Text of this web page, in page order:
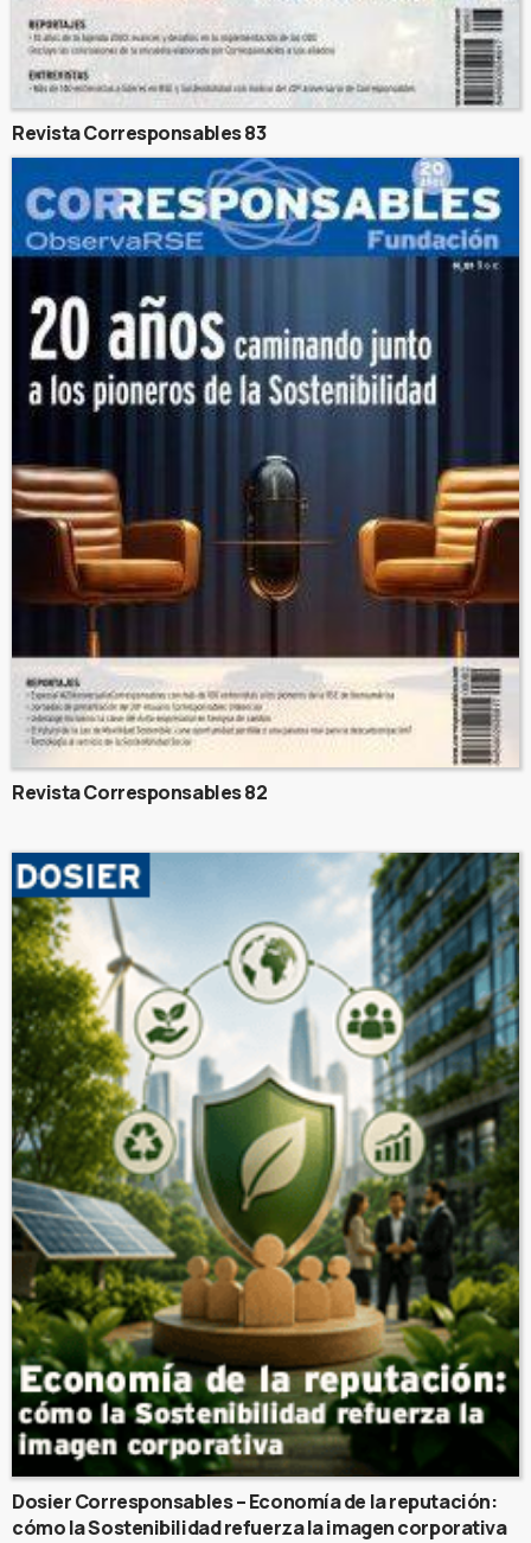
Revista Corresponsables 83
Revista Corresponsables 82
Dosier Corresponsables – Economía de la reputación:
cómo la Sostenibilidad refuerza la imagen corporativa